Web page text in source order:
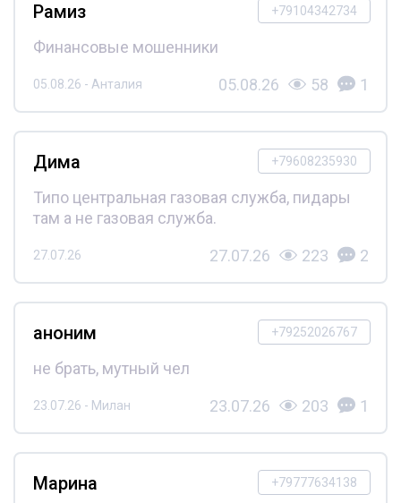
+79104342734
Рамиз
Финансовые мошенники
05.08.26 - Анталия 05.08.26 58 1
+79608235930
Дима
Типо центральная газовая служба, пидары
там а не газовая служба.
27.07.26 27.07.26 223 2
+79252026767
аноним
не брать, мутный чел
23.07.26 - Милан 23.07.26 203 1
+79777634138
Марина